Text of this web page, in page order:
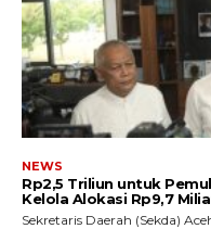
NEWS
Rp2,5 Triliun untuk
Kelola Alokasi Rp9,7
‎Sekretaris Daerah (Sekda)